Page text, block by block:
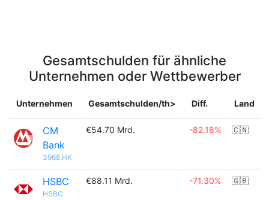
Gesamtschulden für ähnliche
Unternehmen oder Wettbewerber
Unternehmen Gesamtschulden/th> Diff. Land
CM
Bank
3968.HK
€54.70 Mrd. -82.18% 🇨🇳
HSBC
HSBC
€88.11 Mrd. -71.30% 🇬🇧